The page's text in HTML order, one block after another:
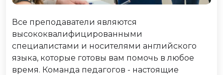
Все преподаватели являются
высококвалифицированными
специалистами и носителями английского
языка, которые готовы вам помочь в любое
время. Команда педагогов - настоящие